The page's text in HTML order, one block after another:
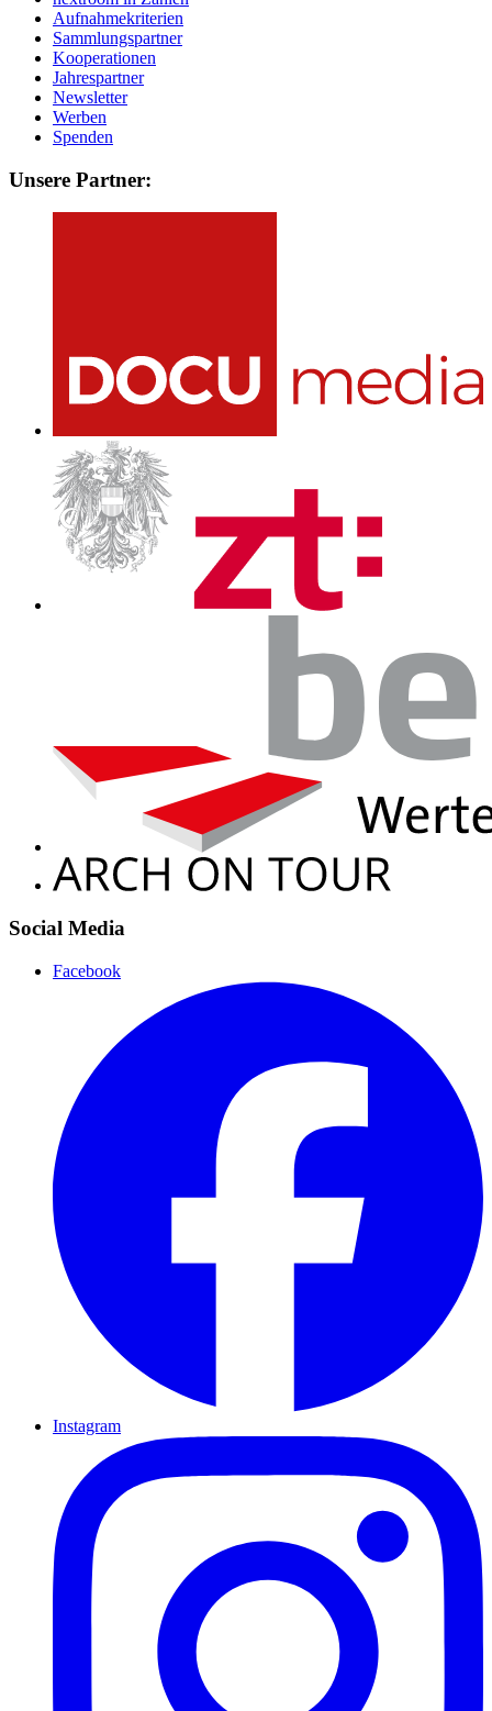
Aufnahmekriterien
Sammlungspartner
Kooperationen
Jahrespartner
Newsletter
Werben
Spenden
Unsere Partner:
Social Media
Facebook
Instagram